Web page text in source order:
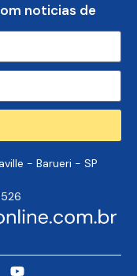
noticias de
- Barueri - SP